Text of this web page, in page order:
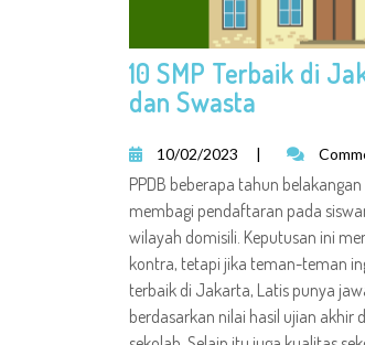
10 SMP Terbaik di
dan Swasta
10/02/2023 |
PPDB beberapa tahun
membagi pendaftaran pada
wilayah domisili. Keputusan ini
kontra, tetapi jika teman-teman
terbaik di Jakarta, Latis punya
berdasarkan nilai hasil ujian akhir